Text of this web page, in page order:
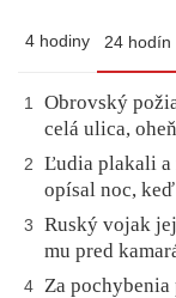
4 hodiny 24 hodín
1
Obrovský
celá ulica,
2
Ľudia plakali
opísal noc,
3
Ruský vojak
mu pred
4 Za